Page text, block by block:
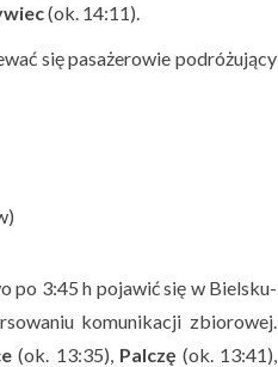
(ok. 14:11).
się pasażerowie podróżujący
po 3:45 h pojawić się w Bielsku-
komunikacji zbiorowej.
(ok. 13:35), Palczę (ok. 13:41),